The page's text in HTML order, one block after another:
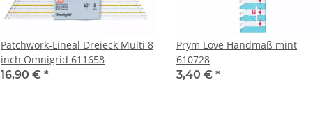
Patchwork-Lineal Dreieck Multi 8
inch Omnigrid 611658
16,90 € *
Prym Love Handmaß mint
610728
3,40 € *